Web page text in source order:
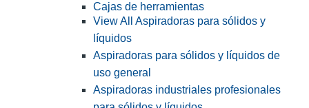
Cajas de herramientas
View All Aspiradoras para sólidos y
líquidos
Aspiradoras para sólidos y líquidos de
uso general
Aspiradoras industriales profesionales